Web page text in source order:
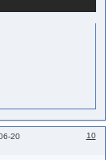
10
20